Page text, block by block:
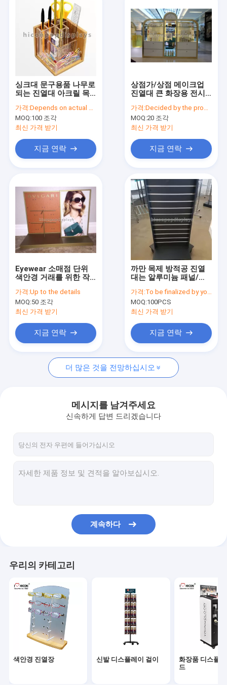
Products
About Us
Factory Tour
Request A Quote
신발 디스플레이 걸이
옷가게 정착물
도와 진열대
부속품 진열대
금속 디스플레이 선반
나무 디스플레이 선반
아크릴 진열장
마루 진열대
싱크대 문구용품 나무로
되는 진열대 아크릴 목
가격:Depends on actual specifications
MOQ:100 조각
최신 가격 받기
지금 연락
상점가/상점 메이크업
진열대 큰 화장용 전시
가격:Decided by the product specifications
MOQ:20 조각
최신 가격 받기
지금 연락
Eyewear 소매점 단위
색안경 거래를 위한 작
가격:Up to the details
MOQ:50 조각
최신 가격 받기
지금 연락
까만 목제 방적공 진열
대는 알루미늄 패널/분
입상을 해방합니다
가격:To be finalized by your needs
MOQ:100PCS
최신 가격 받기
지금 연락
더 많은 것을 전망하십시오
메시지를 남겨주세요
신속하게 답변 드리겠습니다
계속하다
우리의 카테고리
색안경 진열장 신발 디스플레이 걸이
화장품 디스플
드